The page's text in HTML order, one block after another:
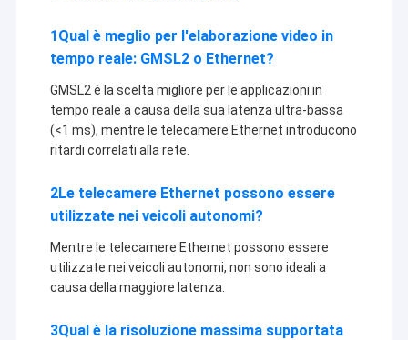
1Qual è meglio per l'elaborazione video in
tempo reale: GMSL2 o Ethernet?
GMSL2 è la scelta migliore per le applicazioni in
tempo reale a causa della sua latenza ultra-bassa
(<1 ms), mentre le telecamere Ethernet introducono
ritardi correlati alla rete.
2Le telecamere Ethernet possono essere
utilizzate nei veicoli autonomi?
Mentre le telecamere Ethernet possono essere
utilizzate nei veicoli autonomi, non sono ideali a
causa della maggiore latenza.
3Qual è la risoluzione massima supportata